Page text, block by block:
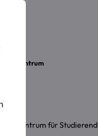
IT-Zentrum
IT-Zentrum für